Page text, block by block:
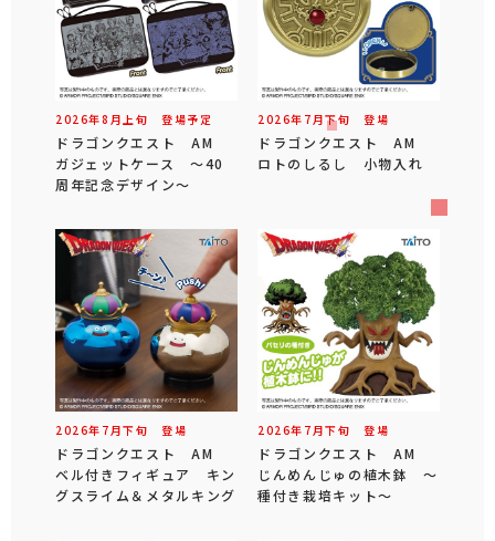
2026年8 月 上旬 登場予定
ドラゴンクエスト AM
ガジェットケース ～40
周年記念デザイン～
2026年 7 月下旬 登場
ドラゴンクエスト AM
ロトのしるし 小物入れ
2026年 7 月下旬 登場
ドラゴンクエスト AM
ベル付きフィギュア キン
グスライム＆メタルキング
2026年 7 月下旬 登場
ドラゴンクエスト AM
じんめんじゅの植木鉢 ～
種付き栽培キット～